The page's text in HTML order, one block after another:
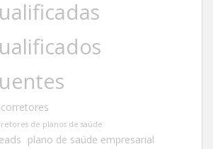
de planos de saúde
plano de saúde empresarial